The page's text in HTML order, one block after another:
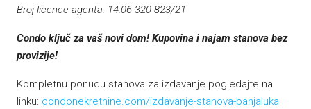
Broj licence agenta: 14.06-320-823/21
Condo ključ za vaš novi dom! Kupovina i najam stanova bez
provizije!
Kompletnu ponudu stanova za izdavanje pogledajte na
linku: condonekretnine.com/izdavanje-stanova-banjaluka